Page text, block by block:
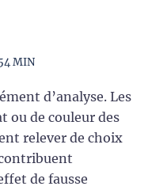
MIN
d’analyse. Les
ou de couleur des
relever de choix
de fausse